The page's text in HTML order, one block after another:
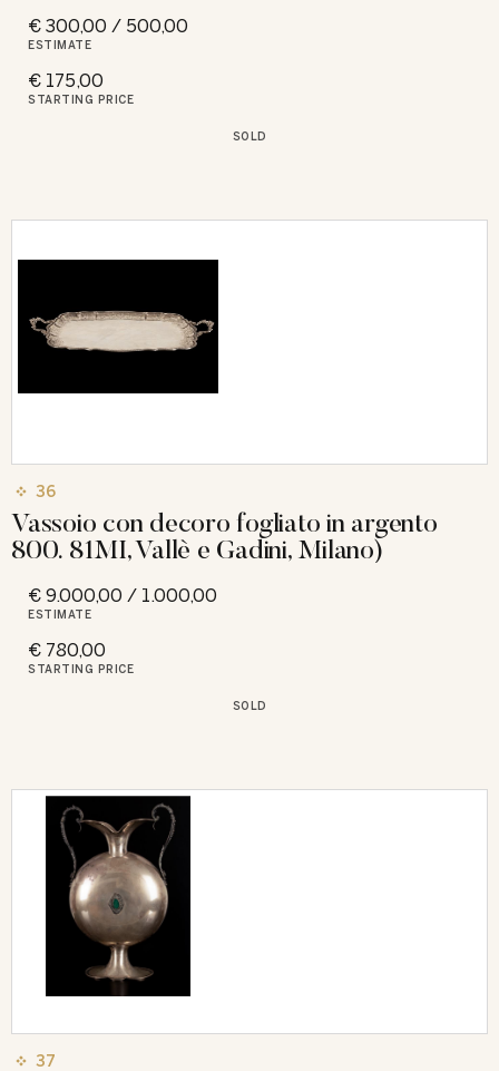
€ 300,00 / 500,00
ESTIMATE
€ 175,00
STARTING PRICE
SOLD
36
Vassoio con decoro fogliato in argento
800. 81MI, Vallè e Gadini, Milano)
€ 9.000,00 / 1.000,00
ESTIMATE
€ 780,00
STARTING PRICE
SOLD
37